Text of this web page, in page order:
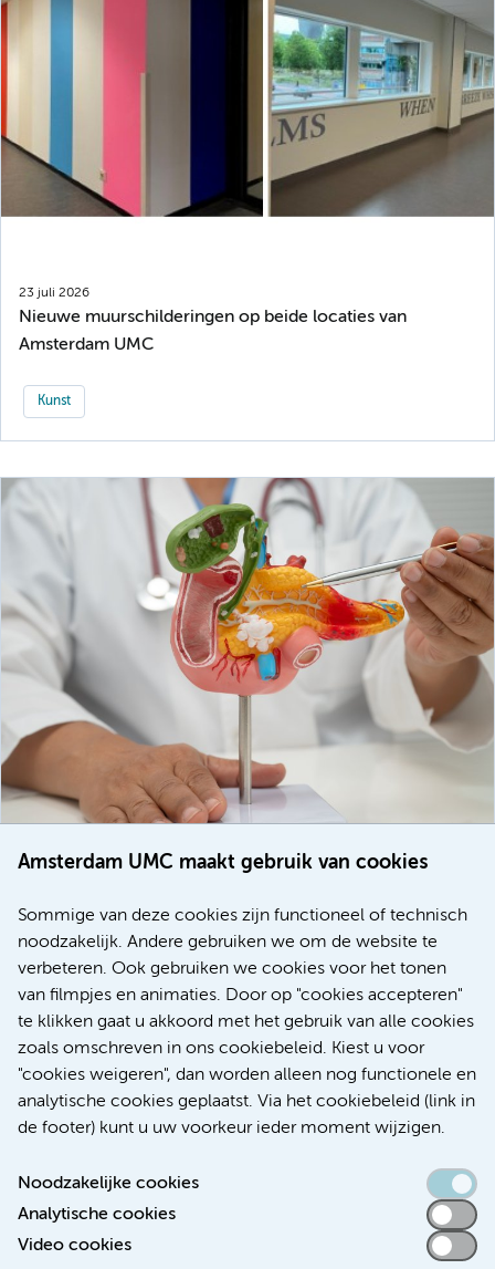
Amsterdam UMC maakt gebruik van cookies
Sommige van deze cookies zijn functioneel of technisch
noodzakelijk. Andere gebruiken we om de website te
verbeteren. Ook gebruiken we cookies voor het tonen
van filmpjes en animaties. Door op "cookies accepteren"
te klikken gaat u akkoord met het gebruik van alle cookies
zoals omschreven in ons cookiebeleid. Kiest u voor
"cookies weigeren", dan worden alleen nog functionele en
analytische cookies geplaatst. Via het cookiebeleid (link in
de footer) kunt u uw voorkeur ieder moment wijzigen.
Noodzakelijke cookies
Analytische cookies
Video cookies
23 juli 2026
Nieuwe muurschilderingen op beide locaties van
Amsterdam UMC
Kunst
voor patiënten met alvleesklierkanker verbeteren
Meer
Toegankelijkheidsverklaring